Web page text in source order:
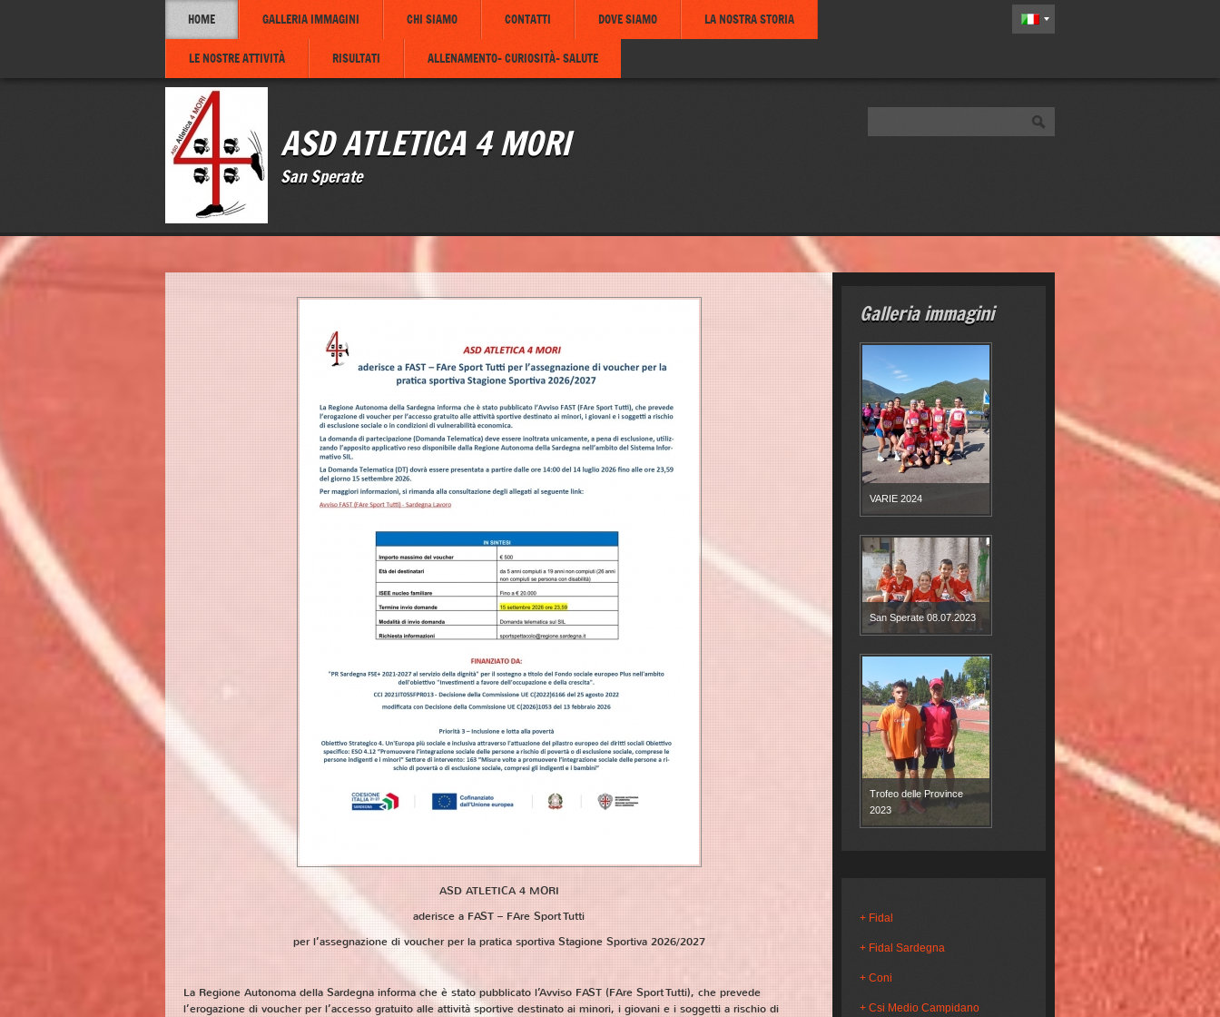
ASD ATLETICA 4 MORI
San Sperate
HOME GALLERIA IMMAGINI CHI SIAMO CONTATTI DOVE SIAMO LA NOSTRA STORIA
LE NOSTRE ATTIVITÀ RISULTATI ALLENAMENTO- CURIOSITÀ- SALUTE
ASD ATLETICA 4 MORI
aderisce a FAST – FAre Sport Tutti
per l’assegnazione di voucher per la pratica sportiva Stagione Sportiva 2026/2027
La Regione Autonoma della Sardegna informa che è stato pubblicato l’Avviso FAST (FAre Sport Tutti), che prevede
l’erogazione di voucher per l’accesso gratuito alle attività sportive destinato ai minori, i giovani e i soggetti a rischio di
Galleria immagini
VARIE 2024
San Sperate 08.07.2023
Trofeo delle Province
2023
Fidal
Fidal Sardegna
Coni
Csi Medio Campidano